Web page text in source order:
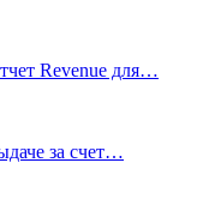
Revenue для…
за счет…